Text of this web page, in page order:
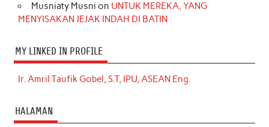
Musniaty Musni on UNTUK MEREKA, YANG
MENYISAKAN JEJAK INDAH DI BATIN
MY LINKED IN PROFILE
Ir. Amril Taufik Gobel, S.T, IPU, ASEAN Eng.
HALAMAN